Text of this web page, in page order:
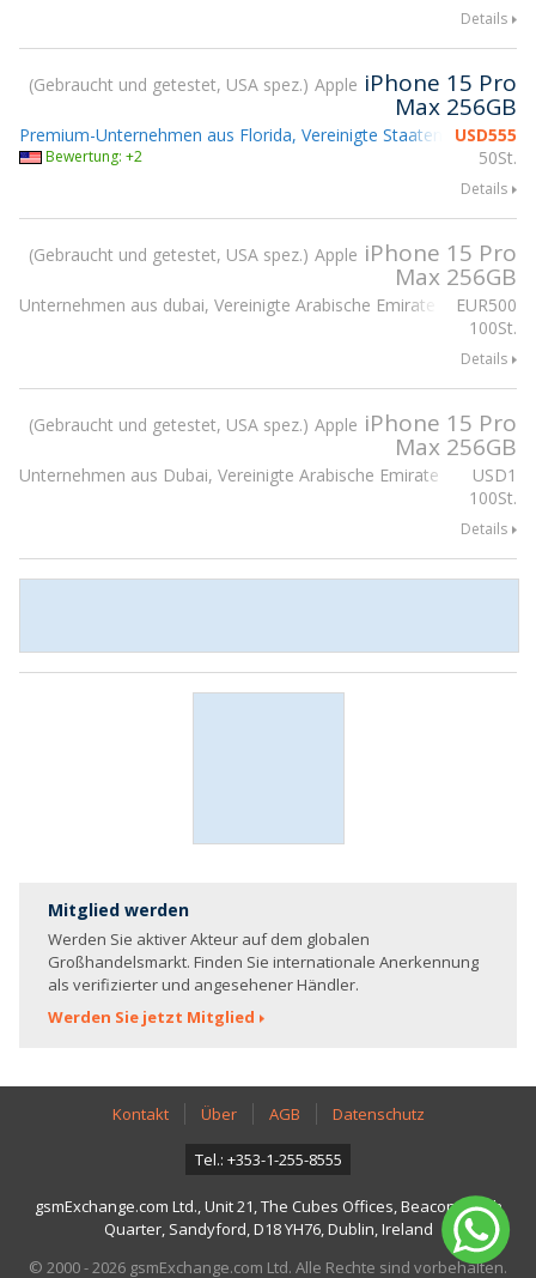
Details
Gebraucht und getestet, USA spez. Apple iPhone 15 Pro
Max 256GB
USD555
50St.
Premium-Unternehmen aus Florida, Vereinigte Staaten
Bewertung: +2
Details
Gebraucht und getestet, USA spez. Apple iPhone 15 Pro
Max 256GB
EUR500
100St.
Unternehmen aus dubai, Vereinigte Arabische Emirate
Details
Gebraucht und getestet, USA spez. Apple iPhone 15 Pro
Max 256GB
USD1
100St.
Unternehmen aus Dubai, Vereinigte Arabische Emirate
Details
Mitglied werden
Werden Sie aktiver Akteur auf dem globalen
Großhandelsmarkt. Finden Sie internationale Anerkennung
als verifizierter und angesehener Händler.
Werden Sie jetzt Mitglied
Kontakt Über AGB Datenschutz
Tel.: +353-1-255-8555
gsmExchange.com Ltd., Unit 21, The Cubes Offices, Beacon South
Quarter, Sandyford, D18 YH76, Dublin, Ireland
© 2000 - 2026 gsmExchange.com Ltd. Alle Rechte sind vorbehalten.